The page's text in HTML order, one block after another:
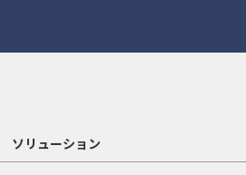
ソリューション